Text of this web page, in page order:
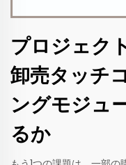
プロジェク
卸売タッチ
ングモジュ
るか